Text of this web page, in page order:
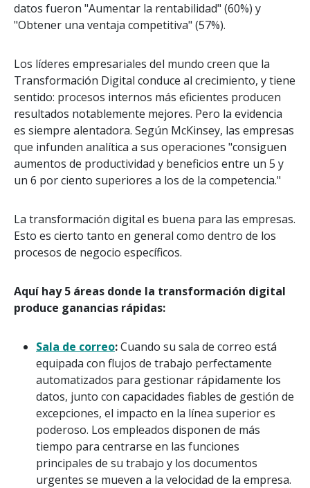
datos fueron "Aumentar la rentabilidad" (60%) y
"Obtener una ventaja competitiva" (57%).
Los líderes empresariales del mundo creen que la
Transformación Digital conduce al crecimiento, y tiene
sentido: procesos internos más eficientes producen
resultados notablemente mejores. Pero la evidencia
es siempre alentadora. Según McKinsey, las empresas
que infunden analítica a sus operaciones "consiguen
aumentos de productividad y beneficios entre un 5 y
un 6 por ciento superiores a los de la competencia."
La transformación digital es buena para las empresas.
Esto es cierto tanto en general como dentro de los
procesos de negocio específicos.
Aquí hay 5 áreas donde la transformación digital
produce ganancias rápidas:
Sala de correo:Cuando su sala de correo está
equipada con flujos de trabajo perfectamente
automatizados para gestionar rápidamente los
datos, junto con capacidades fiables de gestión de
excepciones, el impacto en la línea superior es
poderoso. Los empleados disponen de más
tiempo para centrarse en las funciones
principales de su trabajo y los documentos
urgentes se mueven a la velocidad de la empresa.